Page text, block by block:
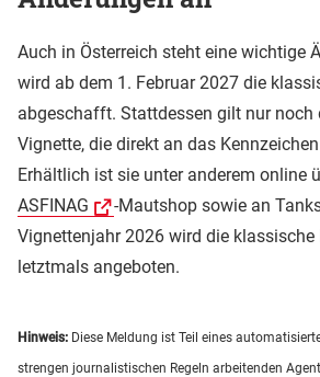
Auch in Österreich steht eine wichtige
wird ab dem 1. Februar 2027 die
abgeschafft. Stattdessen gilt nur noch
Vignette, die direkt an das
Erhältlich ist sie unter anderem online
ASFINAG
-Mautshop sowie an
Vignettenjahr 2026 wird die klassische
letztmals angeboten.
Hinweis: Diese Meldung ist Teil eines
strengen journalistischen Regeln arbeitenden